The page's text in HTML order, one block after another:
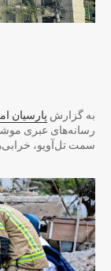
به‌ گزارش پارسیان
رسانه‌های عبری
سمت تل‌آویو،